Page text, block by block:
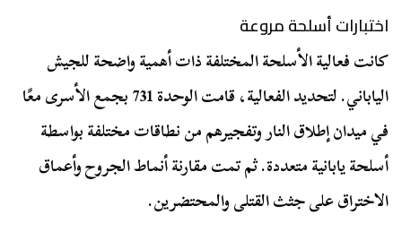
اختبارات أسلحة مروعة
كانت فعالية الأسلحة المختلفة ذات أهمية واضحة للجيش
الياباني. لتحديد الفعالية، قامت الوحدة 731 بجمع الأسرى معًا
في ميدان إطلاق النار وتفجيرهم من نطاقات مختلفة بواسطة
أسلحة يابانية متعددة. ثم تمت مقارنة أنماط الجروح وأعماق
الاختراق على جثث القتلى والمحتضرين.